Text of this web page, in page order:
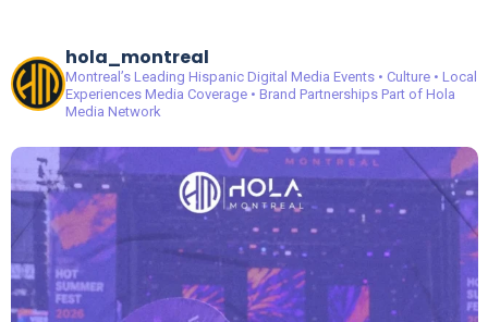
hola_montreal
Montreal’s Leading Hispanic Digital Media Events • Culture • Local
ExperiencesMedia Coverage • Brand PartnershipsPart of Hola
Media Network